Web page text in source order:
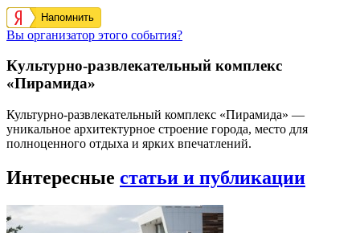
Напомнить
Вы организатор этого события?
Культурно-развлекательный комплекс
«Пирамида»
Культурно-развлекательный комплекс «Пирамида» —
уникальное архитектурное строение города, место для
полноценного отдыха и ярких впечатлений.
Интересные статьи и публикации